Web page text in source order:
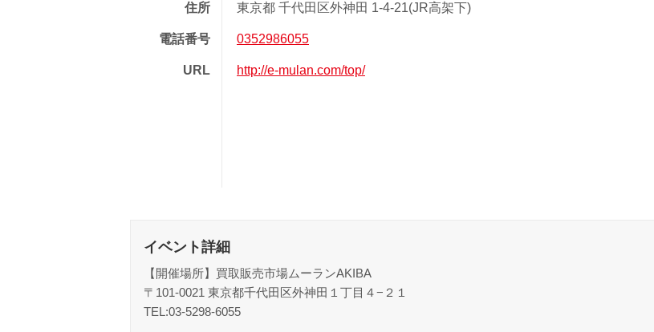
住所 東京都 千代田区外神田 1-4-21(JR高架下)
電話番号 0352986055
URL http://e-mulan.com/top/
イベント詳細
【開催場所】買取販売市場ムーランAKIBA
〒101-0021 東京都千代田区外神田１丁目４−２１
TEL:03-5298-6055